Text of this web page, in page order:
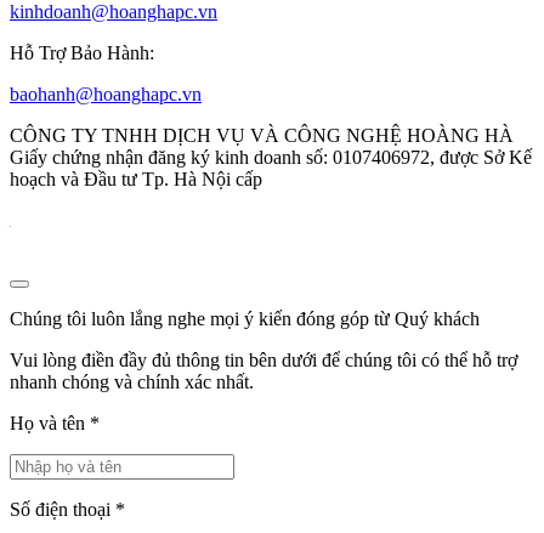
kinhdoanh@hoanghapc.vn
Hỗ Trợ Bảo Hành:
baohanh@hoanghapc.vn
CÔNG TY TNHH DỊCH VỤ VÀ CÔNG NGHỆ HOÀNG HÀ
Giấy chứng nhận đăng ký kinh doanh số: 0107406972, được Sở Kế
hoạch và Đầu tư Tp. Hà Nội cấp
Chúng tôi luôn lắng nghe mọi ý kiến đóng góp từ Quý khách
Vui lòng điền đầy đủ thông tin bên dưới để chúng tôi có thể hỗ trợ
nhanh chóng và chính xác nhất.
Họ và tên *
Số điện thoại *